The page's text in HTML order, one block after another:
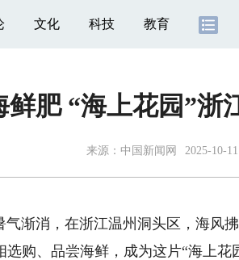
文化 科技 教育
鲜肥 “海上花园”浙
来源： 中国新闻网 2025-10-
消，在浙江温州洞头区，海风
购、品尝海鲜，成为这片“海上花